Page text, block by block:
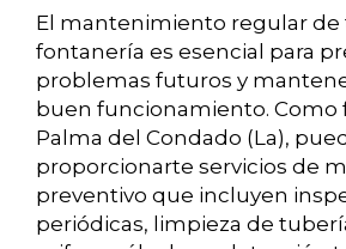
El mantenimiento regular de
fontanería es esencial para
problemas futuros y
buen funcionamiento. Como
Palma del Condado (La),
proporcionarte servicios de
preventivo que incluyen
periódicas, limpieza de